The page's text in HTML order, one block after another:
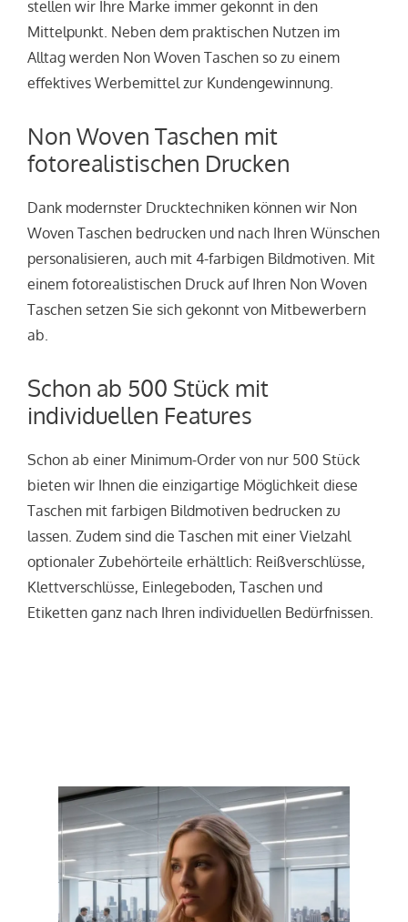
stellen wir Ihre Marke immer gekonnt in den
Mittelpunkt. Neben dem praktischen Nutzen im
Alltag werden Non Woven Taschen so zu einem
effektives Werbemittel zur Kundengewinnung.
Non Woven Taschen mit
fotorealistischen Drucken
Dank modernster Drucktechniken können wir Non
Woven Taschen bedrucken und nach Ihren Wünschen
personalisieren, auch mit 4-farbigen Bildmotiven. Mit
einem fotorealistischen Druck auf Ihren Non Woven
Taschen setzen Sie sich gekonnt von Mitbewerbern
ab.
Schon ab 500 Stück mit
individuellen Features
Schon ab einer Minimum-Order von nur 500 Stück
bieten wir Ihnen die einzigartige Möglichkeit diese
Taschen mit farbigen Bildmotiven bedrucken zu
lassen. Zudem sind die Taschen mit einer Vielzahl
optionaler Zubehörteile erhältlich: Reißverschlüsse,
Klettverschlüsse, Einlegeboden, Taschen und
Etiketten ganz nach Ihren individuellen Bedürfnissen.